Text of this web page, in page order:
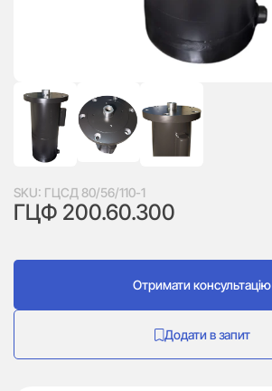
SKU: ГЦСД 80/56/110-1
ГЦФ 200.60.300
Отримати консультацію
Додати в запит